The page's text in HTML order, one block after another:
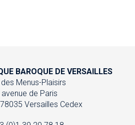
BAROQUE DE VERSAILLES
Menus-Plaisirs
avenue de Paris
78035 Versailles Cedex